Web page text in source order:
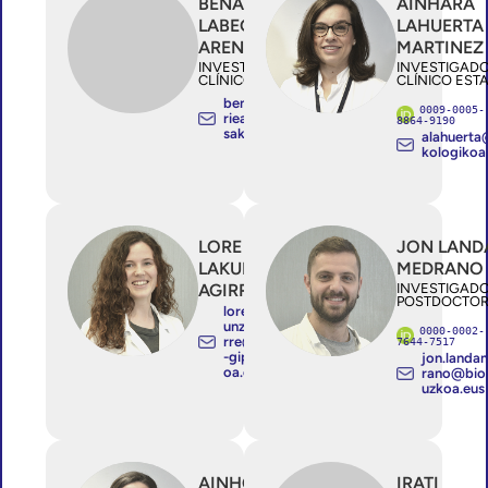
BEÑAT
LABEGUERIE
ARENAZA
INVESTIGADOR/A
CLÍNICO ESTABLE
benat.labegue
riearenaza@o
sakidetza.eus
AINHARA
LAHUERTA
MARTINEZ
CLÍNICO
0009-0005-
8864-9190
LORE
LAKUNZA
AGIRRE
lore.lak
unzaagi
rre@bio
-gipuzk
oa.eus
JON
MEDRANO
0000-0002-
7644-7517
uzkoa.eus
AINHOA
IRATI